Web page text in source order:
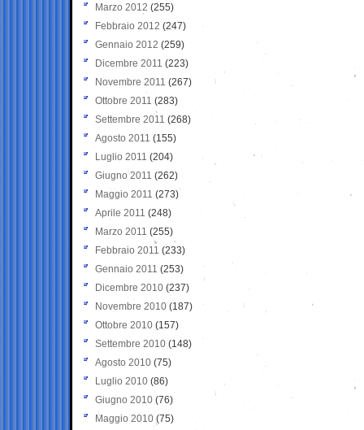
Marzo 2012 (255)
Febbraio 2012 (247)
Gennaio 2012 (259)
Dicembre 2011 (223)
Novembre 2011 (267)
Ottobre 2011 (283)
Settembre 2011 (268)
Agosto 2011 (155)
Luglio 2011 (204)
Giugno 2011 (262)
Maggio 2011 (273)
Aprile 2011 (248)
Marzo 2011 (255)
Febbraio 2011 (233)
Gennaio 2011 (253)
Dicembre 2010 (237)
Novembre 2010 (187)
Ottobre 2010 (157)
Settembre 2010 (148)
Agosto 2010 (75)
Luglio 2010 (86)
Giugno 2010 (76)
Maggio 2010 (75)